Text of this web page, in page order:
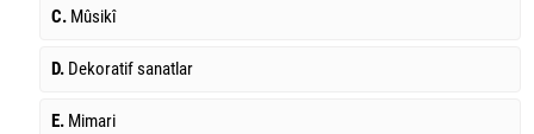
C. Mûsikî
D. Dekoratif sanatlar
E. Mimari